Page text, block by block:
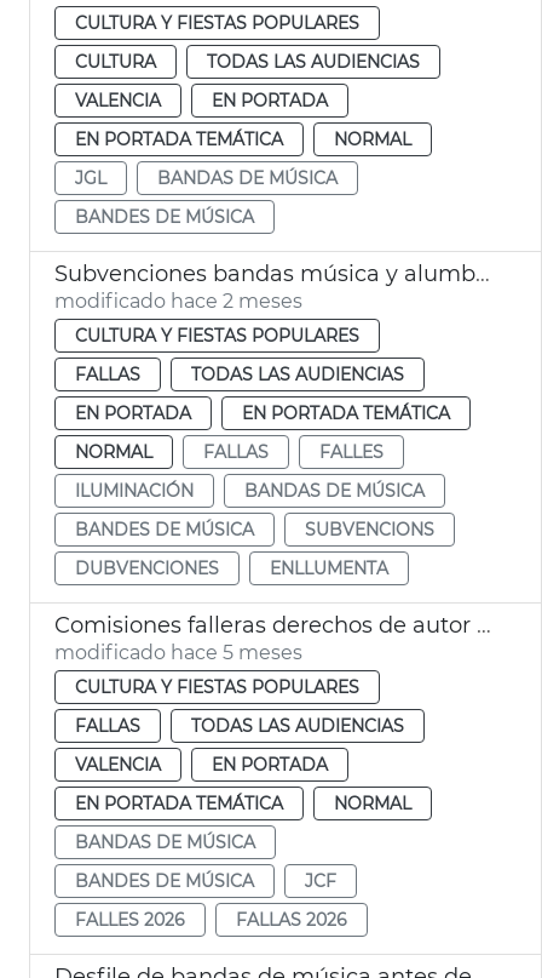
CULTURA Y FIESTAS POPULARES
CULTURA
TODAS LAS AUDIENCIAS
VALENCIA
EN PORTADA
EN PORTADA TEMÁTICA
NORMAL
JGL
BANDAS DE MÚSICA
BANDES DE MÚSICA
Subvenciones bandas música y alumbrado calles Fallas València
modificado hace 2 meses
CULTURA Y FIESTAS POPULARES
FALLAS
TODAS LAS AUDIENCIAS
EN PORTADA
EN PORTADA TEMÁTICA
NORMAL
FALLAS
FALLES
ILUMINACIÓN
BANDAS DE MÚSICA
BANDES DE MÚSICA
SUBVENCIONS
DUBVENCIONES
ENLLUMENTA
Comisiones falleras derechos de autor música
modificado hace 5 meses
CULTURA Y FIESTAS POPULARES
FALLAS
TODAS LAS AUDIENCIAS
VALENCIA
EN PORTADA
EN PORTADA TEMÁTICA
NORMAL
BANDAS DE MÚSICA
BANDES DE MÚSICA
JCF
FALLES 2026
FALLAS 2026